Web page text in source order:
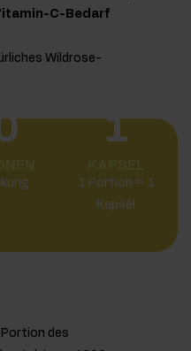
C-Bedarf
1
1 Portion = 1
Kapsel
des